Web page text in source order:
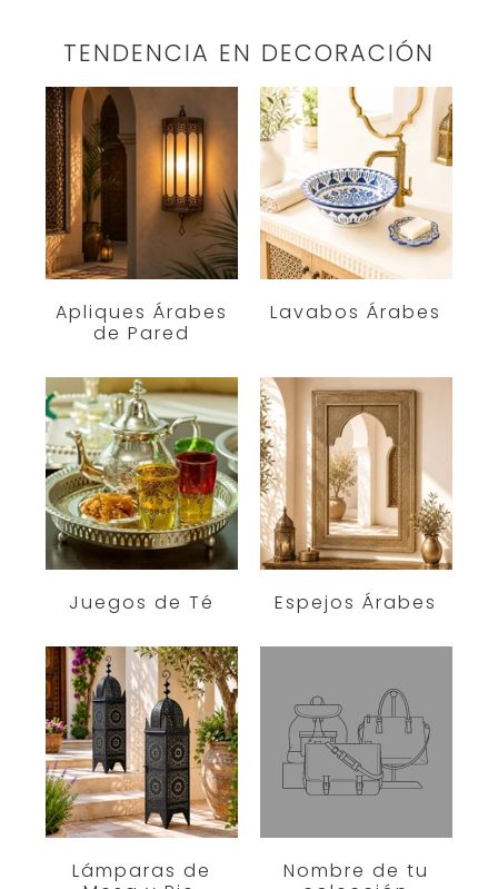
TENDENCIA EN DECORACIÓN
Apliques Árabes
de Pared
Lavabos Árabes
Juegos de Té Espejos Árabes
Lámparas de
Nombre de tu